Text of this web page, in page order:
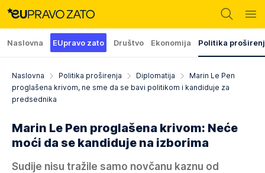
Naslovna EUpravo zato Društvo Ekonomija Politika
Naslovna Politika proširenja Diplomatija
Marin Le Pen
proglašena krivom, ne sme da se bavi politikom i kandiduje za
predsednika
Marin Le Pen proglašena krivom: Neće
moći da se kandiduje na izborima
Sudije nisu tražile samo novčanu kaznu od